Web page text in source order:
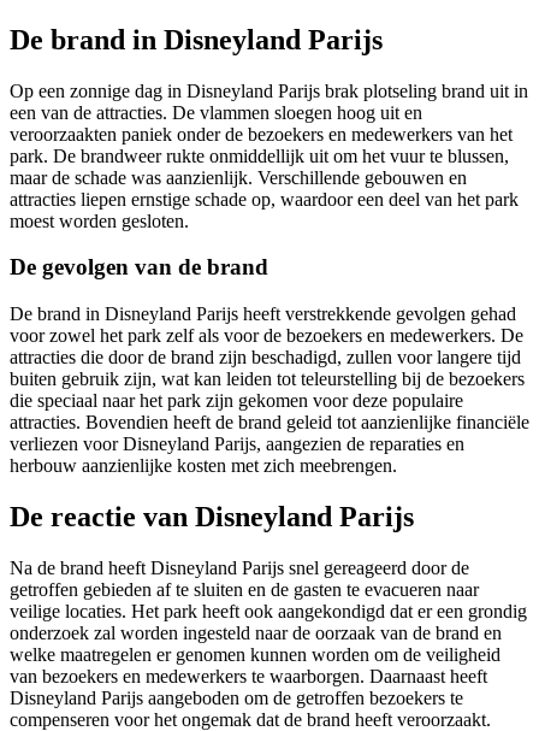
De brand in Disneyland Parijs
Op een zonnige dag in Disneyland Parijs brak plotseling brand uit in
een van de attracties. De vlammen sloegen hoog uit en
veroorzaakten paniek onder de bezoekers en medewerkers van het
park. De brandweer rukte onmiddellijk uit om het vuur te blussen,
maar de schade was aanzienlijk. Verschillende gebouwen en
attracties liepen ernstige schade op, waardoor een deel van het park
moest worden gesloten.
De gevolgen van de brand
De brand in Disneyland Parijs heeft verstrekkende gevolgen gehad
voor zowel het park zelf als voor de bezoekers en medewerkers. De
attracties die door de brand zijn beschadigd, zullen voor langere tijd
buiten gebruik zijn, wat kan leiden tot teleurstelling bij de bezoekers
die speciaal naar het park zijn gekomen voor deze populaire
attracties. Bovendien heeft de brand geleid tot aanzienlijke financiële
verliezen voor Disneyland Parijs, aangezien de reparaties en
herbouw aanzienlijke kosten met zich meebrengen.
De reactie van Disneyland Parijs
Na de brand heeft Disneyland Parijs snel gereageerd door de
getroffen gebieden af ​​te sluiten en de gasten te evacueren naar
veilige locaties. Het park heeft ook aangekondigd dat er een grondig
onderzoek zal worden ingesteld naar de oorzaak van de brand en
welke maatregelen er genomen kunnen worden om de veiligheid
van bezoekers en medewerkers te waarborgen. Daarnaast heeft
Disneyland Parijs aangeboden om de getroffen bezoekers te
compenseren voor het ongemak dat de brand heeft veroorzaakt.